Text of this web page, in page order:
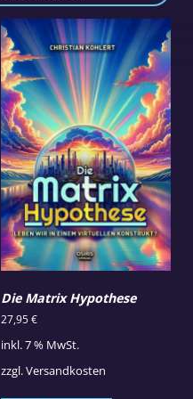
Die Matrix Hypothese
27,95€
inkl. 7 % MwSt.
zzgl.Versandkosten